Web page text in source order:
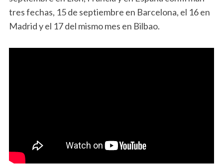
tres fechas, 15 de septiembre en Barcelona, el 16 en
Madrid y el 17 del mismo mes en Bilbao.